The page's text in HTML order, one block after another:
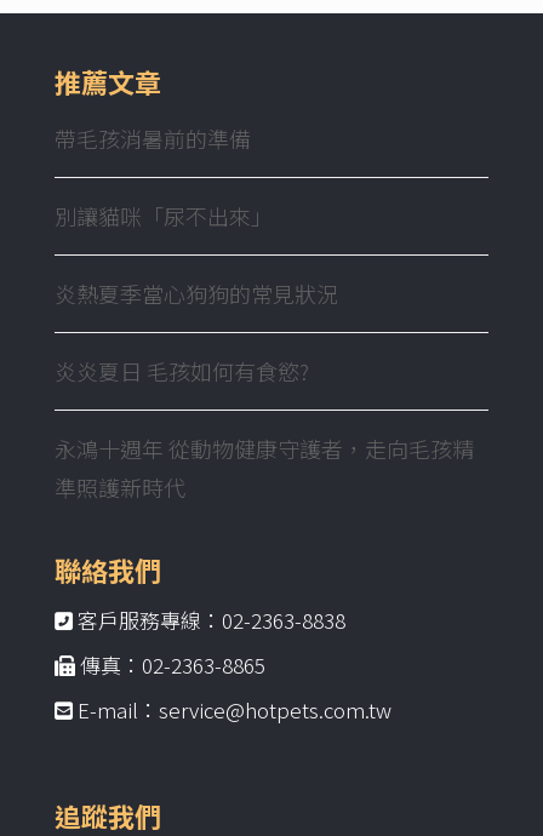
推薦文章
帶毛孩消暑前的準備
別讓貓咪「尿不出來」
炎熱夏季當心狗狗的常見狀況
炎炎夏日 毛孩如何有食慾?
永鴻十週年 從動物健康守護者，走向毛孩精
準照護新時代
聯絡我們
客戶服務專線：02-2363-8838
傳真：02-2363-8865
E-mail：service@hotpets.com.tw
追蹤我們